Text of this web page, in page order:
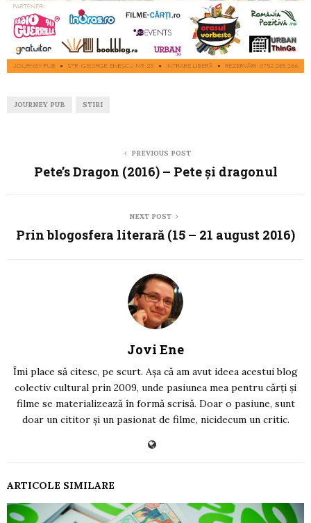
JOURNEY PUB STIRI
PREVIOUS POST
Pete’s Dragon (2016) – Pete și dragonul
NEXT POST
Prin blogosfera literară (15 – 21 august 2016)
Jovi Ene
Îmi place să citesc, pe scurt. Așa că am avut ideea acestui blog
colectiv cultural prin 2009, unde pasiunea mea pentru cărți și
filme se materializează în formă scrisă. Doar o pasiune, sunt
doar un cititor și un pasionat de filme, nicidecum un critic.
ARTICOLE SIMILARE